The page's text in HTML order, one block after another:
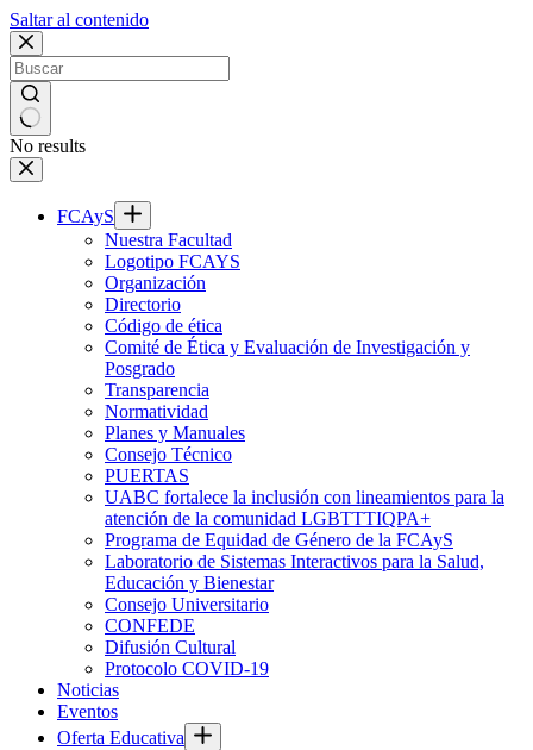
Saltar al contenido
No results
FCAyS
Nuestra Facultad
Logotipo FCAYS
Organización
Directorio
Código de ética
Comité de Ética y Evaluación de Investigación y
Posgrado
Transparencia
Normatividad
Planes y Manuales
Consejo Técnico
PUERTAS
UABC fortalece la inclusión con lineamientos para la
atención de la comunidad LGBTTTIQPA+
Programa de Equidad de Género de la FCAyS
Laboratorio de Sistemas Interactivos para la Salud,
Educación y Bienestar
Consejo Universitario
CONFEDE
Difusión Cultural
Protocolo COVID-19
Noticias
Eventos
Oferta Educativa